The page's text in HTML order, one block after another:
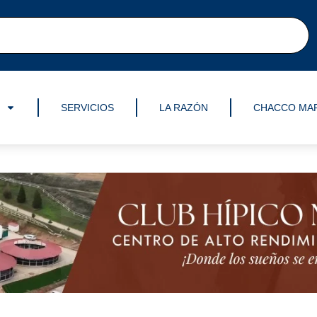
SERVICIOS LA RAZÓN CHACCO